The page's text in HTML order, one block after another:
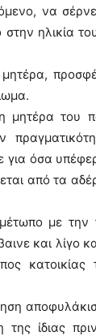
να
ηλικία
μητέρα του
για όσα
από τα
με
και λίγο
κατοικίας
της ίδιας